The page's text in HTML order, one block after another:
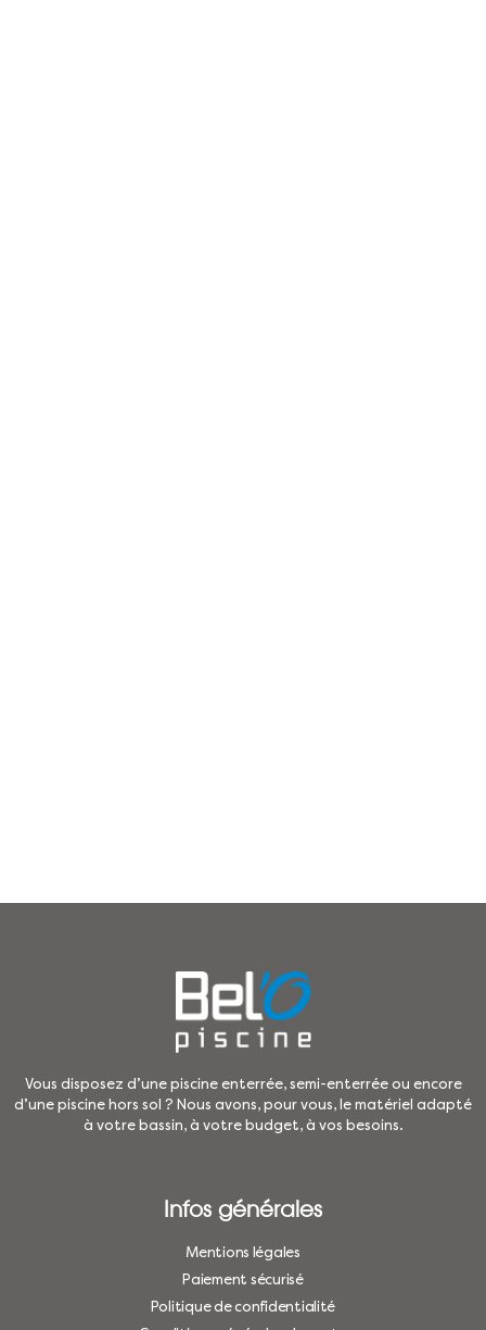
Vous disposez d’une piscine enterrée, semi-enterrée ou encore
d’une piscine hors sol ? Nous avons, pour vous, le matériel adapté
à votre bassin, à votre budget, à vos besoins.
Infos générales
Mentions légales
Paiement sécurisé
Politique de confidentialité